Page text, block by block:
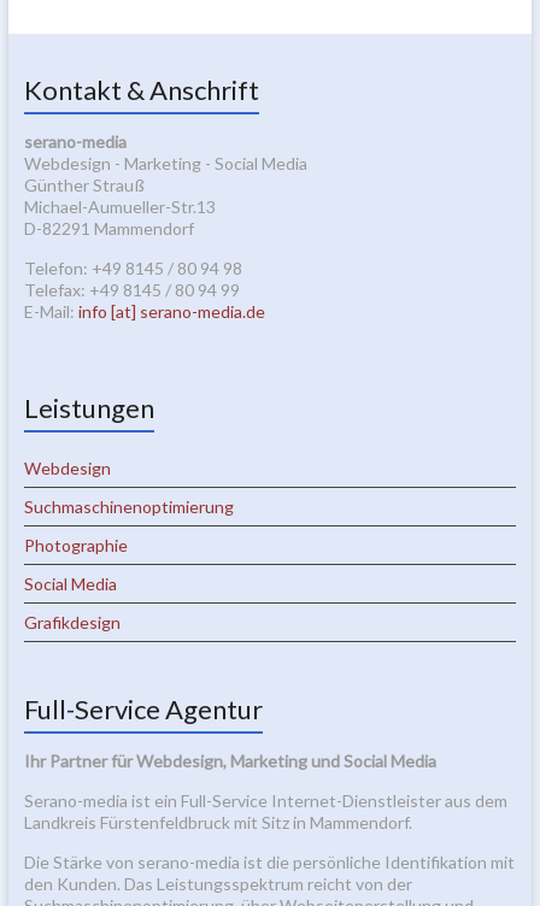
Kontakt & Anschrift
serano-media
Webdesign - Marketing - Social Media
Günther Strauß
Michael-Aumueller-Str.13
D-82291 Mammendorf
Telefon: +49 8145 / 80 94 98
Telefax: +49 8145 / 80 94 99
E-Mail: info [at] serano-media.de
Leistungen
Webdesign
Suchmaschinenoptimierung
Photographie
Social Media
Grafikdesign
Full-Service Agentur
Ihr Partner für Webdesign, Marketing und Social Media
Serano-media ist ein Full-Service Internet-Dienstleister aus dem
Landkreis Fürstenfeldbruck mit Sitz in Mammendorf.
Die Stärke von serano-media ist die persönliche Identifikation mit
den Kunden. Das Leistungsspektrum reicht von der